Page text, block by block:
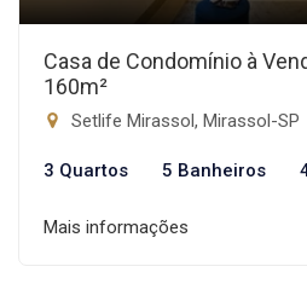
Casa de Condomínio à
160m²
Setlife Mirassol, Mirassol-SP
3 Quartos 5 Banheiros
Mais informações